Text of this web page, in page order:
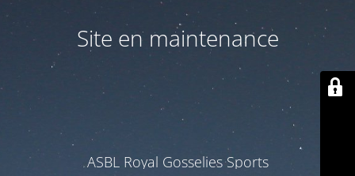
Site en maintenance
ASBL Royal Gosselies Sports